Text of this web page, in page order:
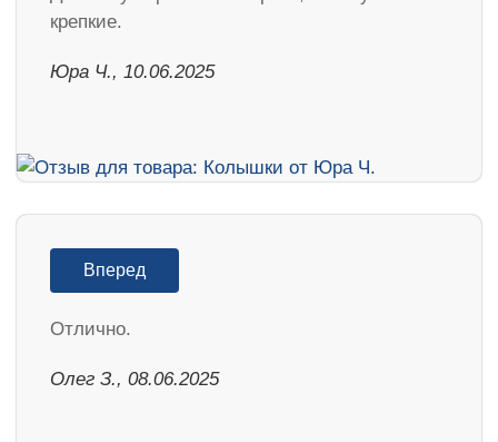
крепкие.
Юра Ч., 10.06.2025
Вперед
Отлично.
Олег З., 08.06.2025